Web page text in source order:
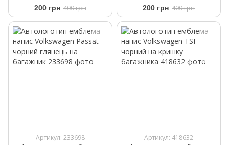
New в решітку радіатора
red black
200 грн 400 грн
New червоний на крила,
кришку багажника
200 грн 400 грн
Артикул: 233698 Артикул: 418632